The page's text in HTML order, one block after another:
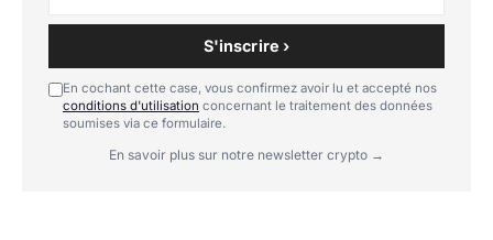
S'inscrire ›
En cochant cette case, vous confirmez avoir lu et accepté nos
conditions d'utilisation concernant le traitement des données
soumises via ce formulaire.
En savoir plus sur notre newsletter crypto →